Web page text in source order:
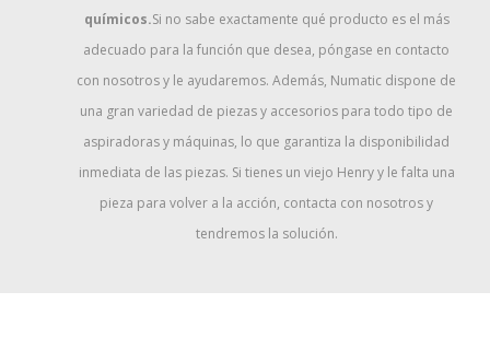
químicos.Si no sabe exactamente qué producto es el más
adecuado para la función que desea, póngase en contacto
con nosotros y le ayudaremos. Además, Numatic dispone de
una gran variedad de piezas y accesorios para todo tipo de
aspiradoras y máquinas, lo que garantiza la disponibilidad
inmediata de las piezas. Si tienes un viejo Henry y le falta una
pieza para volver a la acción, contacta con nosotros y
tendremos la solución.